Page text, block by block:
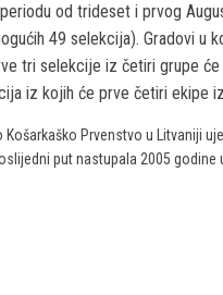
od trideset i prvog
49 selekcija). Gradovi u
tri selekcije iz četiri grupe
iz kojih će prve četiri ekipe
Prvenstvo u Litvaniji
put nastupala 2005